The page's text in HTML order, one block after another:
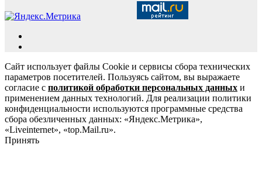
Сайт использует файлы Cookie и сервисы сбора технических
параметров посетителей. Пользуясь сайтом, вы выражаете
согласие с политикой обработки персональных данных и
применением данных технологий. Для реализации политики
конфиденциальности используются программные средства
сбора обезличенных данных: «Яндекс.Метрика»,
«Liveinternet», «top.Mail.ru».
Принять